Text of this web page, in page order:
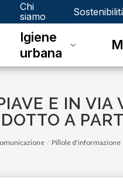
Chi
siamo
Igiene
urbana
E IN VIA
A
Pillole d'informazione